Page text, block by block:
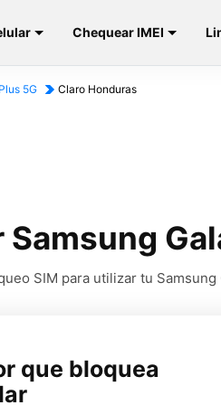
Chequear IMEI
5G Claro Honduras
SIM para utilizar tu
que bloquea